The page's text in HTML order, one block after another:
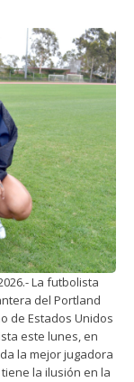
La futbolista
del Portland
de Estados Unidos
este lunes, en
la mejor jugadora
la ilusión en la